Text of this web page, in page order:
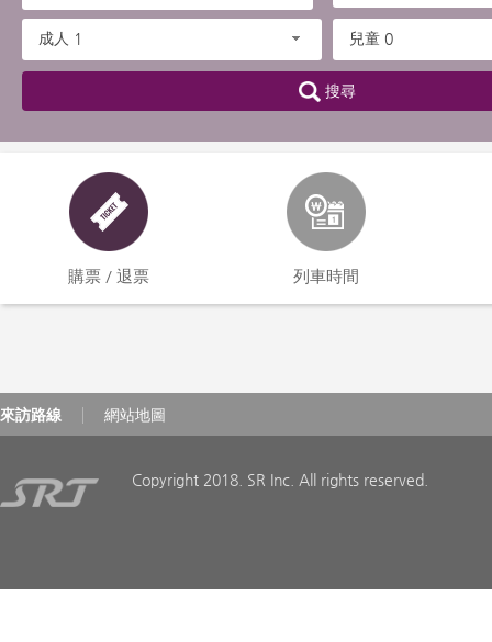
成人 1 兒童 0
搜尋
購票／退票 列車時間
來訪路線 網站地圖
Copyright 2018. SR Inc. All rights reserved.